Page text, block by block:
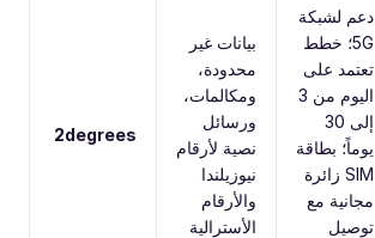
دعم لشبكة
5G؛ خطط
تعتمد على
اليوم من 3
إلى 30
يوماً؛ بطاقة
SIM زائرة
مجانية مع
توصيل
بيانات غير
محدودة،
ومكالمات،
ورسائل
نصية لأرقام
نيوزيلندا
والأرقام
الأسترالية
2degrees